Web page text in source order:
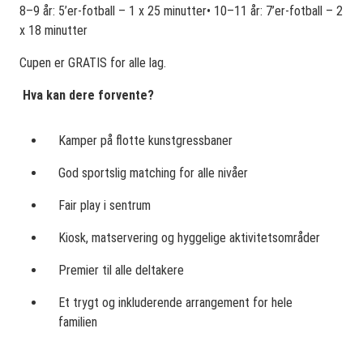
8–9 år: 5’er‑fotball – 1 x 25 minutter• 10–11 år: 7’er‑fotball – 2
x 18 minutter
Cupen er GRATIS for alle lag.
Hva kan dere forvente?
Kamper på flotte kunstgressbaner
God sportslig matching for alle nivåer
Fair play i sentrum
Kiosk, matservering og hyggelige aktivitetsområder
Premier til alle deltakere
Et trygt og inkluderende arrangement for hele
familien